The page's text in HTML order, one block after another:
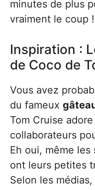
minutes de plus
vraiment le coup !
Inspiration :
de Coco de
Vous avez
du fameux
Tom Cruise
collaborateurs
Eh oui, même
ont leurs petites
Selon les médias,